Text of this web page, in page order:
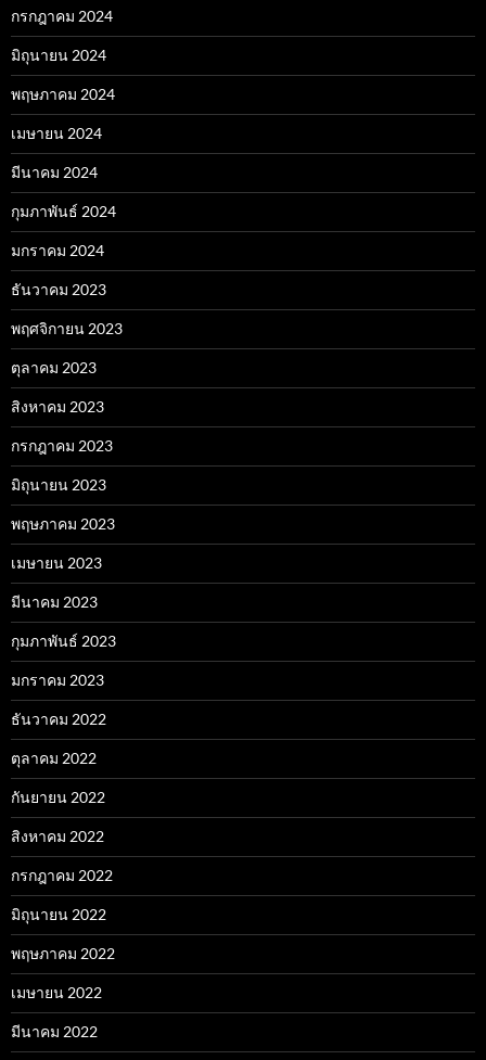
กรกฎาคม 2024
มิถุนายน 2024
พฤษภาคม 2024
เมษายน 2024
มีนาคม 2024
กุมภาพันธ์ 2024
มกราคม 2024
ธันวาคม 2023
พฤศจิกายน 2023
ตุลาคม 2023
สิงหาคม 2023
กรกฎาคม 2023
มิถุนายน 2023
พฤษภาคม 2023
เมษายน 2023
มีนาคม 2023
กุมภาพันธ์ 2023
มกราคม 2023
ธันวาคม 2022
ตุลาคม 2022
กันยายน 2022
สิงหาคม 2022
กรกฎาคม 2022
มิถุนายน 2022
พฤษภาคม 2022
เมษายน 2022
มีนาคม 2022